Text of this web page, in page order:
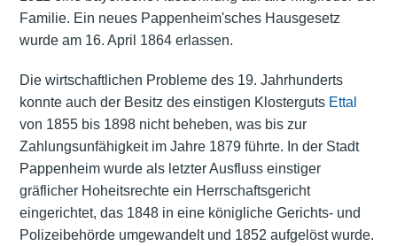
Familie. Ein neues Pappenheim'sches Hausgesetz
wurde am 16. April 1864 erlassen.
Die wirtschaftlichen Probleme des 19. Jahrhunderts
konnte auch der Besitz des einstigen Klosterguts Ettal
von 1855 bis 1898 nicht beheben, was bis zur
Zahlungsunfähigkeit im Jahre 1879 führte. In der Stadt
Pappenheim wurde als letzter Ausfluss einstiger
gräflicher Hoheitsrechte ein Herrschaftsgericht
eingerichtet, das 1848 in eine königliche Gerichts- und
Polizeibehörde umgewandelt und 1852 aufgelöst wurde.